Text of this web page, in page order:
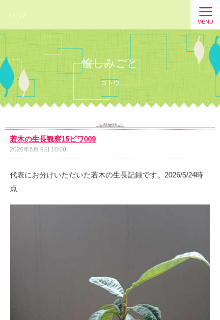
ゴトウ2
MENU
愉しみごと
ゴトウ
若木の生長観察15ビワ009
2026年6月 9日 10:00
代表にお分けいただいた若木の生長記録です。2026/5/24時
点